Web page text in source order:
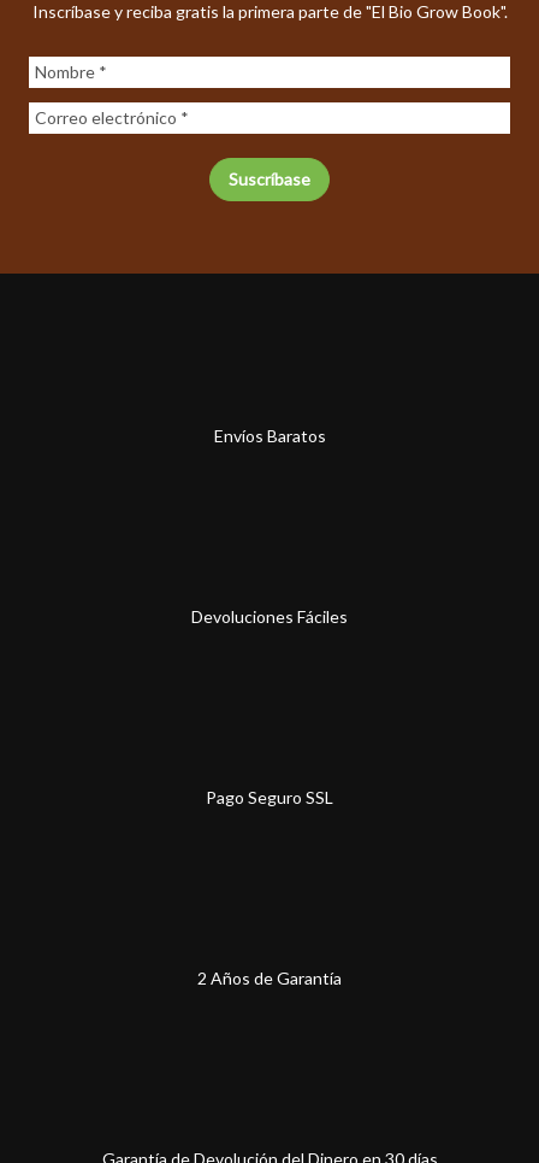
Inscríbase y reciba gratis la primera parte de "El Bio Grow Book".
Envíos Baratos
Devoluciones Fáciles
Pago Seguro SSL
2 Años de Garantía
Garantía de Devolución del Dinero en 30 días